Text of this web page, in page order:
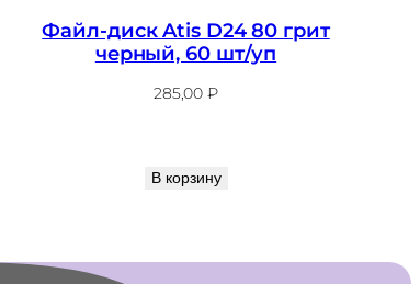
Файл-диск Atis D24 80 грит
черный, 60 шт/уп
285,00₽
В корзину